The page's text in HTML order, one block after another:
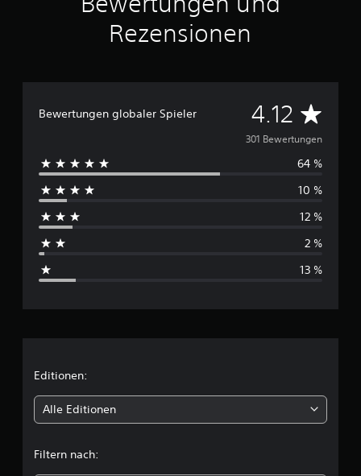
Rezensionen
Bewertungen globaler Spieler 4.12 D
u
r
c
s
l
301 Bewertungen
64 %
10 %
12 %
2 %
13 %
Editionen:
Alle Editionen
Filtern nach: